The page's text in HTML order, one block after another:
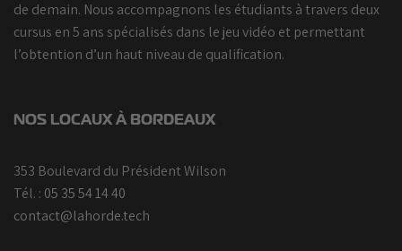
de demain. Nous accompagnons les étudiants à travers deux
cursus en 5 ans spécialisés dans le jeu vidéo et permettant
l’obtention d’un haut niveau de qualification.
NOS LOCAUX À BORDEAUX
353 Boulevard du Président Wilson
Tél. : 05 35 54 14 40
contact@lahorde.tech